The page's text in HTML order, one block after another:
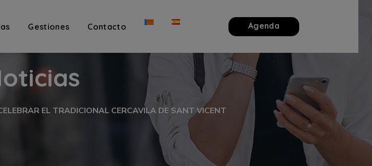
Gestiones Contacto Agenda
EL TRADICIONAL CERCAVILA DE SANT VICENT